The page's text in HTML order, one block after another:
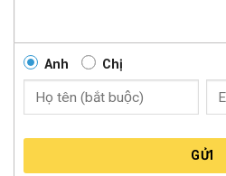
Anh Chị
GỬI